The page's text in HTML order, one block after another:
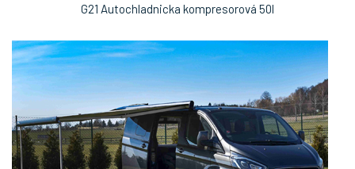
G21 Autochladnicka kompresorová 50l